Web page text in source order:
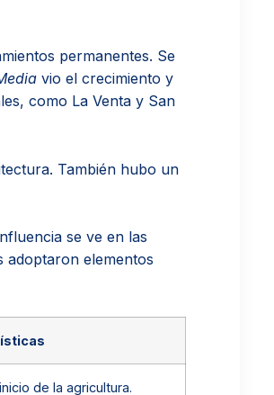
permanentes. Se
vio el crecimiento y
como La Venta y San
También hubo un
se ve en las
adoptaron elementos
de la agricultura.